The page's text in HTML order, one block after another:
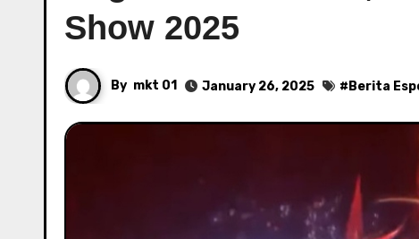
Show 2025
By mkt 01 January 26, 2025 # Berita